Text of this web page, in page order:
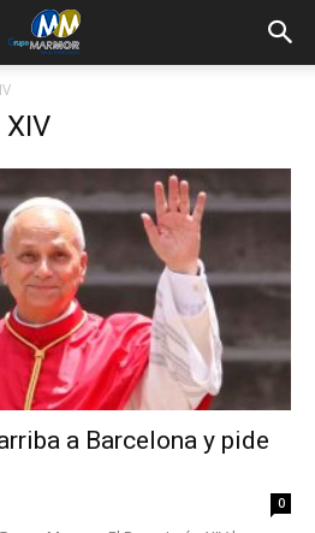
a Barcelona y pide
0